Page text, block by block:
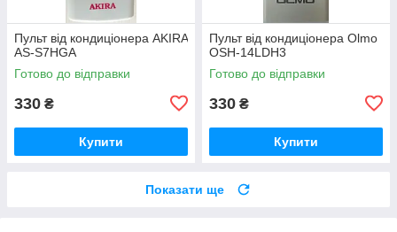
Пульт від кондиціонера AKIRA
AS-S7HGA
Готово до відправки
330 ₴
Купити
Пульт від кондиціонера Olmo
OSH-14LDH3
Готово до відправки
330 ₴
Купити
Показати ще